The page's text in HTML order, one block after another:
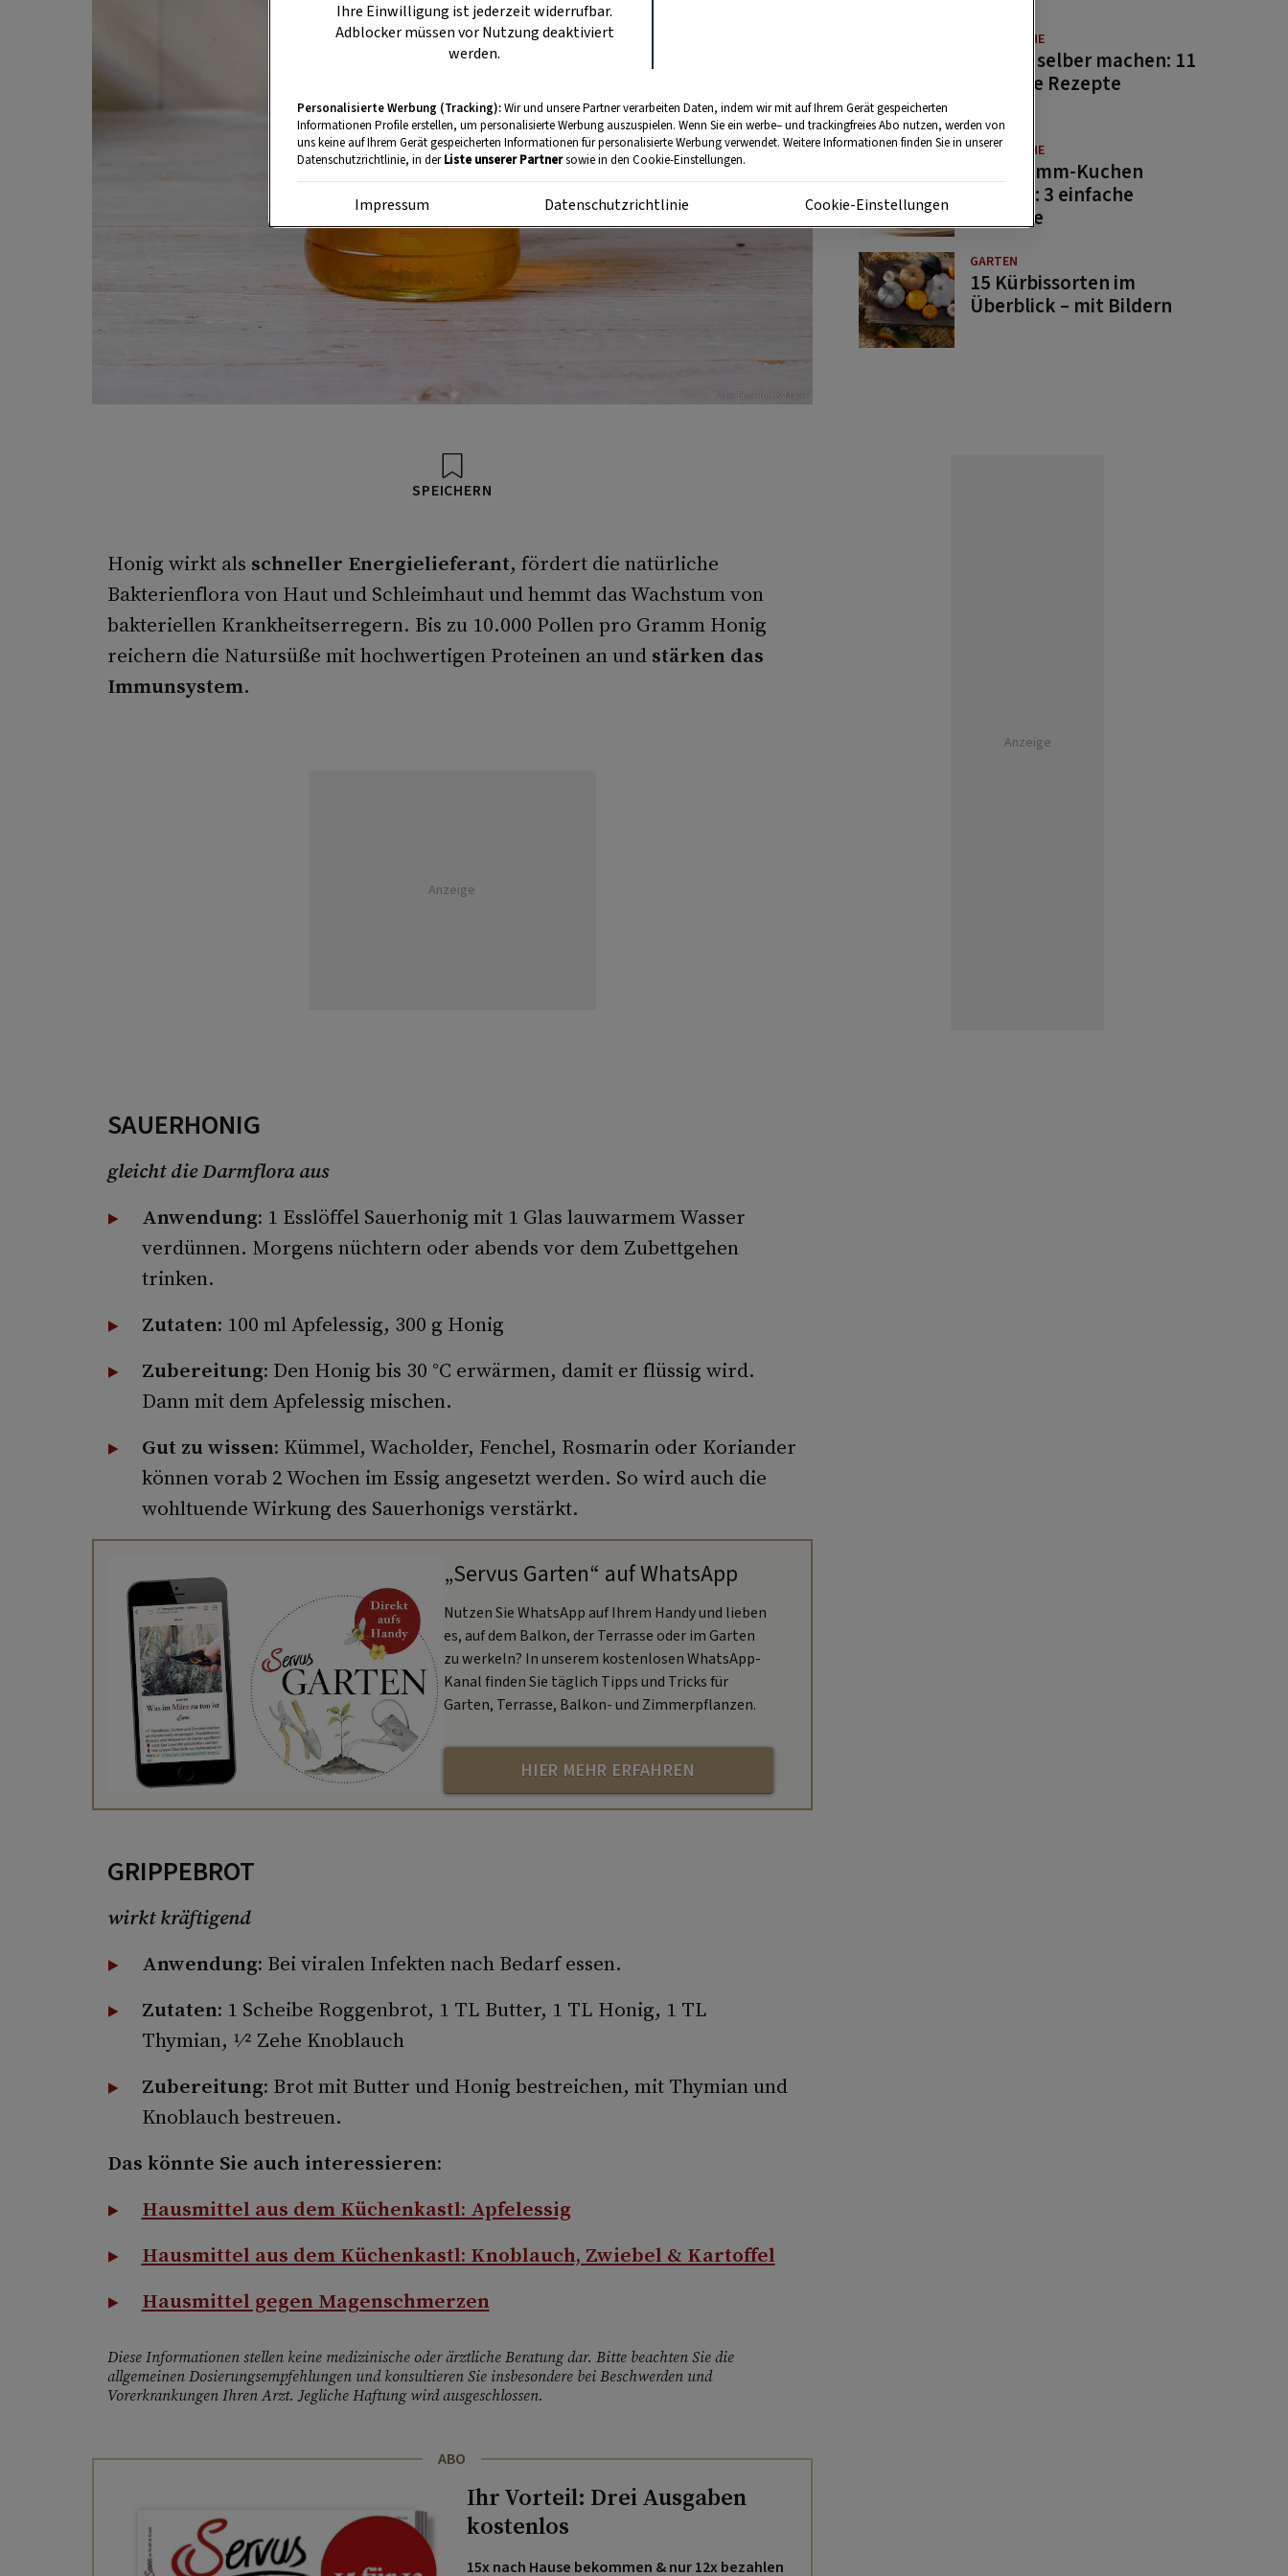
Foto: Eisenhut & Mayer
SPEICHERN
Honig wirkt als schneller Energielieferant, fördert die natürliche
Bakterienflora von Haut und Schleimhaut und hemmt das Wachstum von
bakteriellen Krankheitserregern. Bis zu 10.000 Pollen pro Gramm Honig
reichern die Natursüße mit hochwertigen Proteinen an und stärken das
Immunsystem.
Anzeige
SAUERHONIG
gleicht die Darmflora aus
Anwendung: 1 Esslöffel Sauerhonig mit 1 Glas lauwarmem Wasser
verdünnen. Morgens nüchtern oder abends vor dem Zubettgehen
trinken.
Zutaten: 100 ml Apfelessig, 300 g Honig
Zubereitung: Den Honig bis 30 °C erwärmen, damit er flüssig wird.
Dann mit dem Apfelessig mischen.
Gut zu wissen: Kümmel, Wacholder, Fenchel, Rosmarin oder Koriander
können vorab 2 Wochen im Essig angesetzt werden. So wird auch die
wohltuende Wirkung des Sauerhonigs verstärkt.
„Servus Garten“ auf WhatsApp
Nutzen Sie WhatsApp auf Ihrem Handy und lieben
es, auf dem Balkon, der Terrasse oder im Garten
zu werkeln? In unserem kostenlosen WhatsApp-
Kanal finden Sie täglich Tipps und Tricks für
Garten, Terrasse, Balkon- und Zimmerpflanzen.
HIER MEHR ERFAHREN
GRIPPEBROT
wirkt kräftigend
Anwendung: Bei viralen Infekten nach Bedarf essen.
Zutaten: 1 Scheibe Roggenbrot, 1 TL Butter, 1 TL Honig, 1 TL
Thymian, 1⁄2 Zehe Knoblauch
Zubereitung: Brot mit Butter und Honig bestreichen, mit Thymian und
Knoblauch bestreuen.
Das könnte Sie auch interessieren:
Hausmittel aus dem Küchenkastl: Apfelessig
Hausmittel aus dem Küchenkastl: Knoblauch, Zwiebel & Kartoffel
Hausmittel gegen Magenschmerzen
Diese Informationen stellen keine medizinische oder ärztliche Beratung dar. Bitte beachten Sie die
allgemeinen Dosierungsempfehlungen und konsultieren Sie insbesondere bei Beschwerden und
Vorerkrankungen Ihren Arzt. Jegliche Haftung wird ausgeschlossen.
ABO
Ihr Vorteil: Drei Ausgaben
kostenlos
15x nach Hause bekommen & nur 12x bezahlen
GUTE KÜCHE
Saucen selber machen: 11
beliebte Rezepte
GUTE KÜCHE
Osterlamm-Kuchen
backen: 3 einfache
Rezepte
GARTEN
15 Kürbissorten im
Überblick – mit Bildern
Anzeige
Ihre Einwilligung ist jederzeit widerrufbar.
Adblocker müssen vor Nutzung deaktiviert
werden.
Personalisierte Werbung (Tracking):Wir und unsere Partner verarbeiten Daten, indem wir mit auf Ihrem Gerät gespeicherten
Informationen Profile erstellen, um personalisierte Werbung auszuspielen. Wenn Sie ein werbe– und trackingfreies Abo nutzen, werden von
uns keine auf Ihrem Gerät gespeicherten Informationen für personalisierte Werbung verwendet. Weitere Informationen finden Sie in unserer
Datenschutzrichtlinie, in derListe unserer Partnersowie in den Cookie-Einstellungen.
Impressum Datenschutzrichtlinie Cookie-Einstellungen